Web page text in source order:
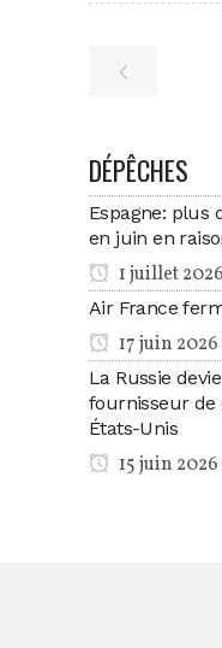
DÉPÊCHES
Espagne: plus
en juin en
1 juillet
Air France
17 juin
La Russie
fournisseur de
États-Unis
15 juin 2026